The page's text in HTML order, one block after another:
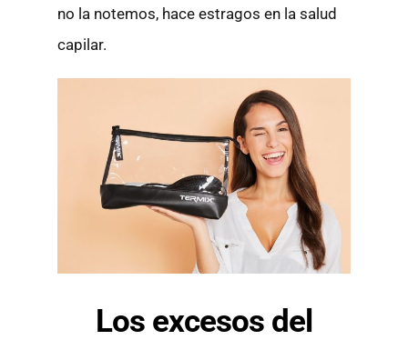
no la notemos, hace estragos en la salud
capilar.
Los excesos del